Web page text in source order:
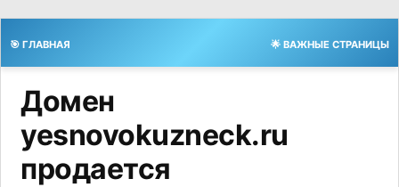
🎯 ГЛАВНАЯ 🌟 ВАЖНЫЕ СТРАНИЦЫ
Домен
yesnovokuzneck.ru
продается